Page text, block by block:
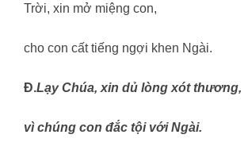
Trời, xin mở miệng con,
cho con cất tiếng ngợi khen Ngài.
Đ.Lạy Chúa, xin dủ lòng xót thương,
vì chúng con đắc tội với Ngài.